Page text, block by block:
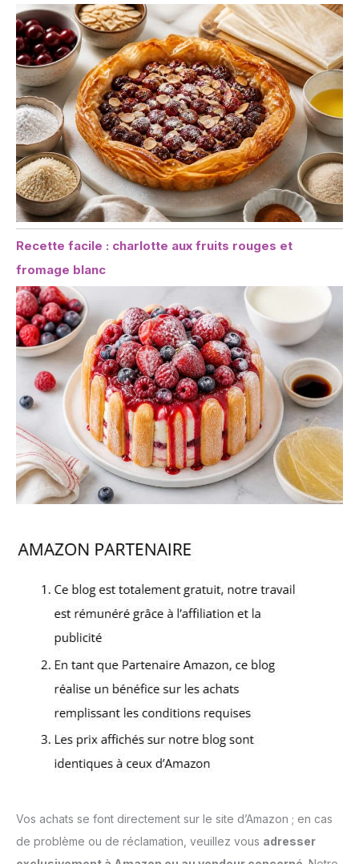
Recette facile : charlotte aux fruits rouges et
fromage blanc
Vos achats se font directement sur le site d’Amazon ; en cas
de problème ou de réclamation, veuillez vous adresser